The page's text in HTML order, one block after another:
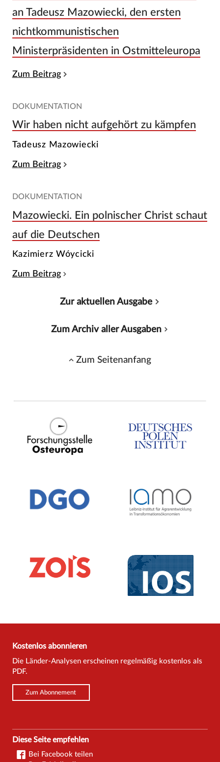
an Tadeusz Mazowiecki, den ersten
nichtkommunistischen
Ministerpräsidenten in Ostmitteleuropa
Zum Beitrag
DOKUMENTATION
Wir haben nicht aufgehört zu kämpfen
Tadeusz Mazowiecki
Zum Beitrag
DOKUMENTATION
Mazowiecki. Ein polnischer Christ schaut
auf die Deutschen
Kazimierz Wóycicki
Zum Beitrag
Zur aktuellen Ausgabe
Zum Archiv aller Ausgaben
Zum Seitenanfang
Kostenlos abonnieren
Die Länder-Analysen erscheinen regelmäßig kostenlos als
PDF.
Zum Abonnement
Diese Seite empfehlen
Bei Facebook teilen